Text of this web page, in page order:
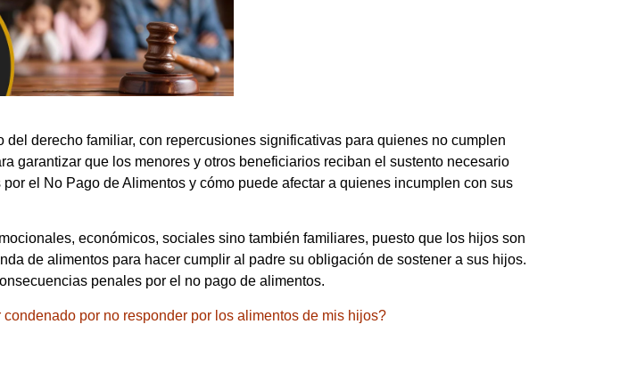
derecho familiar, con repercusiones significativas para quienes no cumplen
garantizar que los menores y otros beneficiarios reciban el sustento necesario
el No Pago de Alimentos y cómo puede afectar a quienes incumplen con sus
económicos, sociales sino también familiares, puesto que los hijos son
de alimentos para hacer cumplir al padre su obligación de sostener a sus hijos.
penales por el no pago de alimentos.
por no responder por los alimentos de mis hijos?